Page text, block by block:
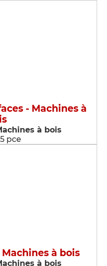
- Machines à
à bois
pce
à bois
à bois